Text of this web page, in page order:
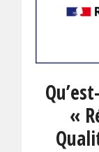
«